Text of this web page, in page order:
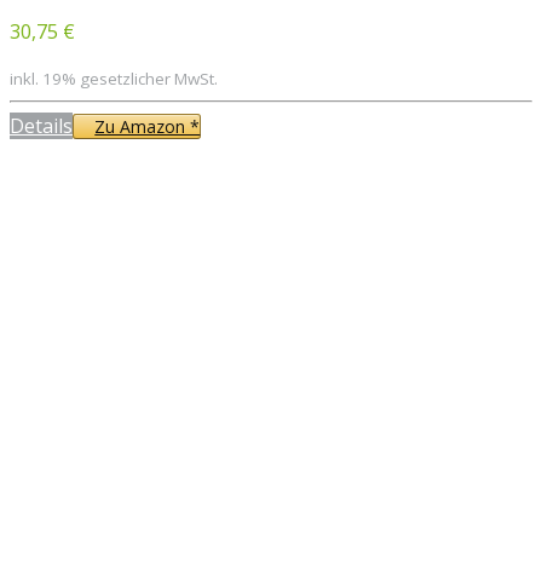
30,75 €
inkl. 19% gesetzlicher MwSt.
Details Zu Amazon *